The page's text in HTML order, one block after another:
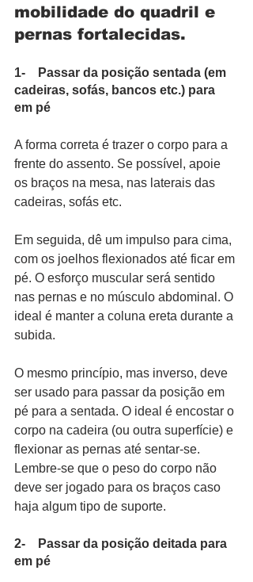
mobilidade do quadril e
pernas fortalecidas.
1-    Passar da posição sentada (em
cadeiras, sofás, bancos etc.) para
em pé
A forma correta é trazer o corpo para a
frente do assento. Se possível, apoie
os braços na mesa, nas laterais das
cadeiras, sofás etc.
Em seguida, dê um impulso para cima,
com os joelhos flexionados até ficar em
pé. O esforço muscular será sentido
nas pernas e no músculo abdominal. O
ideal é manter a coluna ereta durante a
subida.
O mesmo princípio, mas inverso, deve
ser usado para passar da posição em
pé para a sentada. O ideal é encostar o
corpo na cadeira (ou outra superfície) e
flexionar as pernas até sentar-se.
Lembre-se que o peso do corpo não
deve ser jogado para os braços caso
haja algum tipo de suporte.
2-    Passar da posição deitada para
em pé